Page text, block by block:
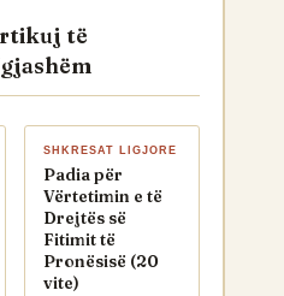
të
SHKRESAT LIGJORE
Padia për
Vërtetimin e të
Drejtës së
Fitimit të
Pronësisë (20
vite)